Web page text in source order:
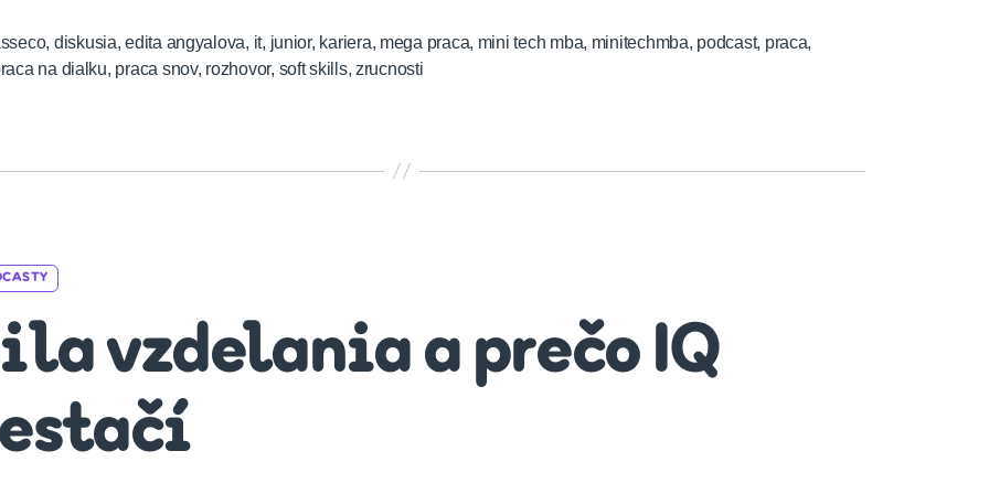
, diskusia,edita angyalova, it, junior, kariera, mega praca, mini tech mba, minitechmba, podcast, praca,
na dialku, praca snov, rozhovor, soft skills,zrucnosti
vzdelania a prečo IQ